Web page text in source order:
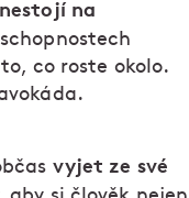
na
co roste okolo.
vyjet ze své